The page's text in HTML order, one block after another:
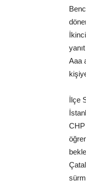
Aaa
İlçe
CHP